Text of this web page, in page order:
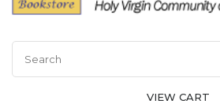
VIEW CART